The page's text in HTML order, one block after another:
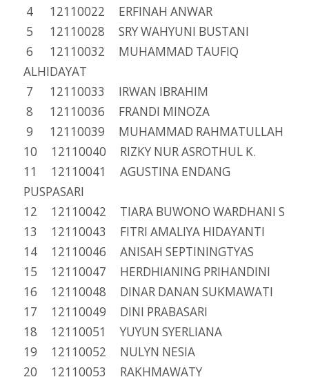
4 12110022 ERFINAH ANWAR
5 12110028 SRY WAHYUNI BUSTANI
6 12110032 MUHAMMAD TAUFIQ
ALHIDAYAT
7 12110033 IRWAN IBRAHIM
8 12110036 FRANDI MINOZA
9 12110039 MUHAMMAD RAHMATULLAH
10 12110040 RIZKY NUR ASROTHUL K.
11 12110041 AGUSTINA ENDANG
PUSPASARI
12 12110042 TIARA BUWONO WARDHANI S
13 12110043 FITRI AMALIYA HIDAYANTI
14 12110046 ANISAH SEPTININGTYAS
15 12110047 HERDHIANING PRIHANDINI
16 12110048 DINAR DANAN SUKMAWATI
17 12110049 DINI PRABASARI
18 12110051 YUYUN SYERLIANA
19 12110052 NULYN NESIA
20 12110053 RAKHMAWATY